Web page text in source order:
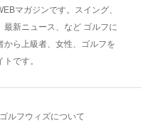
マガジンです。スイング、
新ニュース、など ゴルフに
ら上級者、女性、ゴルフを
です。
ゴルフウィズについて